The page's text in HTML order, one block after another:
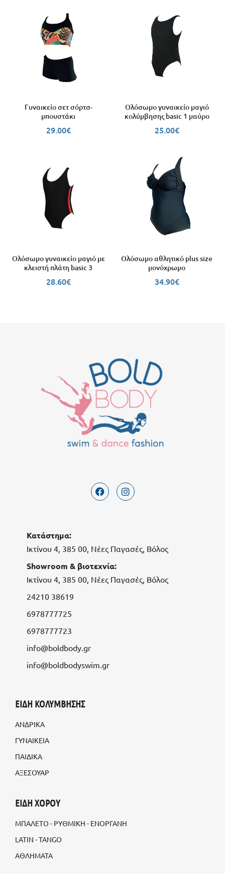
Γυναικείο σετ σόρτσ-
μπουστάκι
29.00€
Ολόσωμο γυναικείο μαγιό
κολύμβησης basic 1 μαύρο
25.00€
Ολόσωμο γυναικείο μαγιό με
κλειστή πλάτη basic 3
28.60€
Ολόσωμο αθλητικό plus size
μονόχρωμο
34.90€
Κατάστημα:
Ικτίνου 4, 385 00, Νέες Παγασές, Βόλος
Showroom & βιοτεχνία:
Ικτίνου 4, 385 00, Νέες Παγασές, Βόλος
24210 38619
6978777725
6978777723
info@boldbody.gr
info@boldbodyswim.gr
ΕΙΔΗ ΚΟΛΥΜΒΗΣΗΣ
ΑΝΔΡΙΚΑ
ΓΥΝΑΙΚΕΙΑ
ΠΑΙΔΙΚΑ
ΑΞΕΣΟΥΑΡ
ΕΙΔΗ ΧΟΡΟΥ
ΜΠΑΛΕΤΟ - ΡΥΘΜΙΚΗ - ΕΝΟΡΓΑΝΗ
LATIN - TANGO
ΑΘΛΗΜΑΤΑ